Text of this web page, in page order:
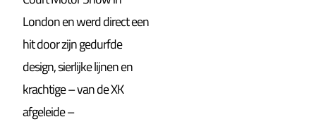
London en werd direct een
hit door zijn gedurfde
design, sierlijke lijnen en
krachtige – van de XK
afgeleide –